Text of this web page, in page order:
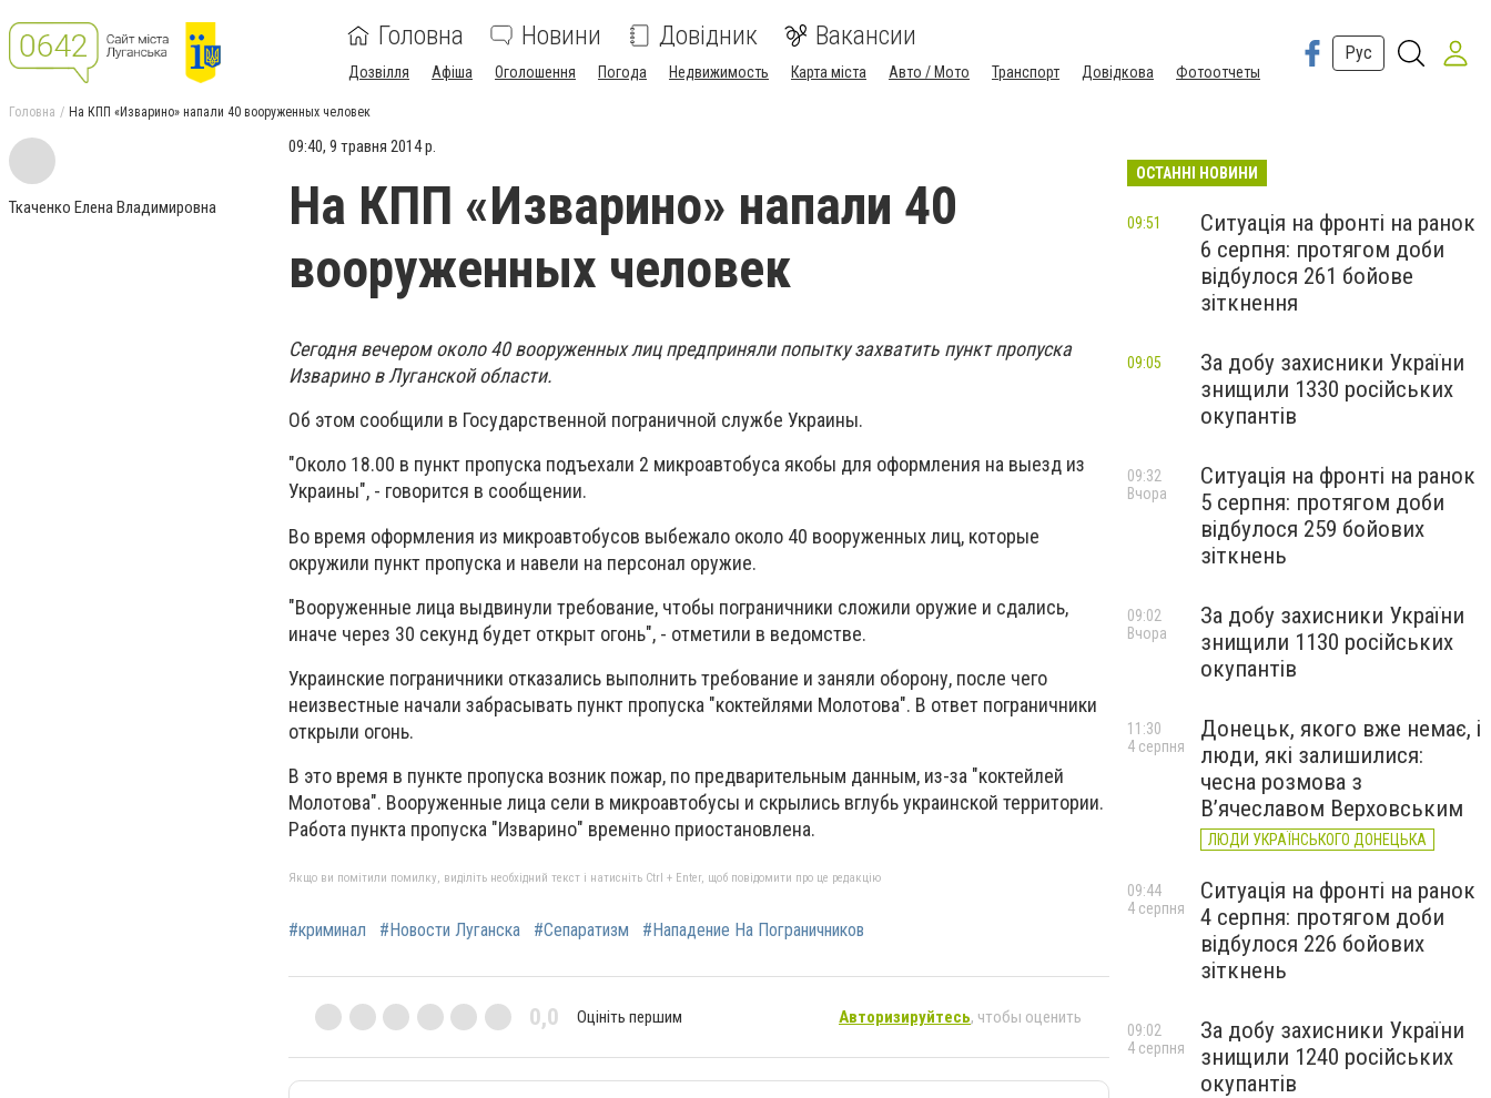
Головна Новини Довідник Вакансии
Дозвілля Афіша Оголошення Погода Недвижимость Карта міста Авто / Мото Транспорт Довідкова Фотоотчеты
Рус
Головна На КПП «Изварино» напали 40 вооруженных человек
Ткаченко Елена Владимировна
09:40, 9 травня 2014 р.
На КПП «Изварино» напали 40
вооруженных человек
Сегодня вечером около 40 вооруженных лиц предприняли попытку захватить пункт пропуска
Изварино в Луганской области.
Об этом сообщили в Государственной пограничной службе Украины.
"Около 18.00 в пункт пропуска подъехали 2 микроавтобуса якобы для оформления на выезд из
Украины", - говорится в сообщении.
Во время оформления из микроавтобусов выбежало около 40 вооруженных лиц, которые
окружили пункт пропуска и навели на персонал оружие.
"Вооруженные лица выдвинули требование, чтобы пограничники сложили оружие и сдались,
иначе через 30 секунд будет открыт огонь", - отметили в ведомстве.
Украинские пограничники отказались выполнить требование и заняли оборону, после чего
неизвестные начали забрасывать пункт пропуска "коктейлями Молотова". В ответ пограничники
открыли огонь.
В это время в пункте пропуска возник пожар, по предварительным данным, из-за "коктейлей
Молотова". Вооруженные лица сели в микроавтобусы и скрылись вглубь украинской территории.
Работа пункта пропуска "Изварино" временно приостановлена.
Якщо ви помітили помилку, виділіть необхідний текст і натисніть Ctrl + Enter, щоб повідомити про це редакцію
#криминал #Новости Луганска #Сепаратизм #Нападение На Пограничников
0,0 Оцініть першим Авторизируйтесь, чтобы оценить
ОСТАННІ НОВИНИ
Ситуація на фронті на ранок
6 серпня: протягом доби
відбулося 261 бойове
зіткнення
09:51
За добу захисники України
знищили 1330 російських
окупантів
09:05
Ситуація на фронті на ранок
5 серпня: протягом доби
відбулося 259 бойових
зіткнень
09:32
Вчора
За добу захисники України
знищили 1130 російських
окупантів
09:02
Вчора
Донецьк, якого вже немає, і
люди, які залишилися:
чесна розмова з
В’ячеславом Верховським
ЛЮДИ УКРАЇНСЬКОГО ДОНЕЦЬКА
11:30
4 серпня
Ситуація на фронті на ранок
4 серпня: протягом доби
відбулося 226 бойових
зіткнень
09:44
4 серпня
За добу захисники України
знищили 1240 російських
окупантів
09:02
4 серпня